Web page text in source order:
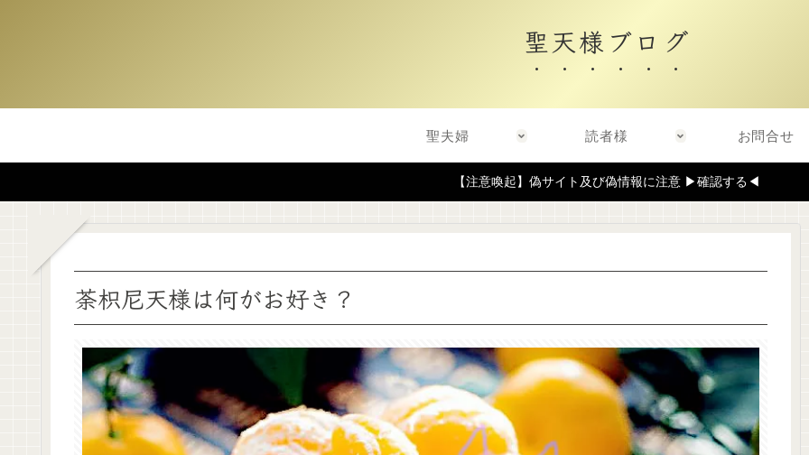
聖天様ブログ
聖夫婦 読者様 お問合せ
【注意喚起】偽サイト及び偽情報に注意 ▶確認する◀
荼枳尼天様は何がお好き？